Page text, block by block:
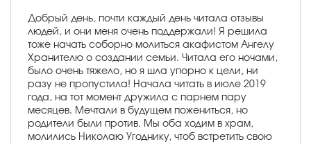
Добрый день, почти каждый день читала отзывы
людей, и они меня очень поддержали! Я решила
тоже начать соборно молиться акафистом Ангелу
Хранителю о создании семьи. Читала его ночами,
было очень тяжело, но я шла упорно к цели, ни
разу не пропустила! Начала читать в июле 2019
года, на тот момент дружила с парнем пару
месяцев. Мечтали в будущем пожениться, но
родители были против. Мы оба ходим в храм,
молились Николаю Угоднику, чтоб встретить свою